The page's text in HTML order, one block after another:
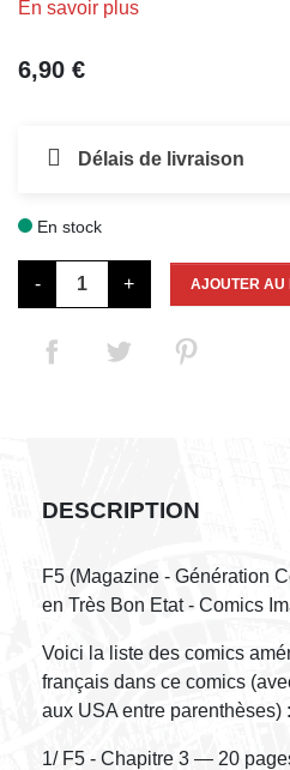
En savoir plus
6,90 €
Délais de livraison
En stock
- + AJOUTER AU
DESCRIPTION
F5 (Magazine - Génération
en Très Bon Etat - Comics
Voici la liste des comics
français dans ce comics
aux USA entre parenthèses) :
1/ F5 - Chapitre 3 — 20